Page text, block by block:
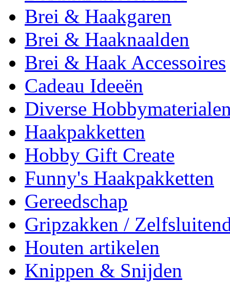
Brei & Haakgaren
Brei & Haaknaalden
Brei & Haak Accessoires
Cadeau Ideeën
Diverse
Haakpakketten
Hobby Gift Create
Funny's Haakpakketten
Gereedschap
Gripzakken /
Houten artikelen
Knippen & Snijden